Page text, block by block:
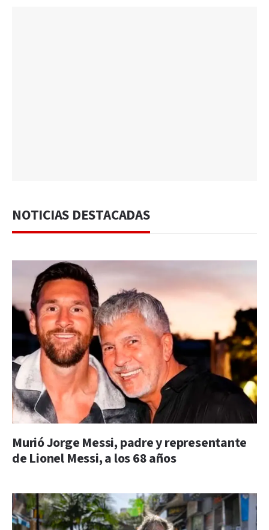
NOTICIAS DESTACADAS
Murió Jorge Messi, padre y representante
de Lionel Messi, a los 68 años